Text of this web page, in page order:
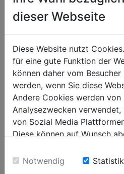
packaging
packaging width in mm
packaging length in mm
general data
EAN code
dieser Webseite
Diese Website nutzt
für eine gute Funktion der
können daher vom
werden, wenn Sie diese
Andere Cookies werden von
Analysezwecken
von Sozial Media
Diese können auf Wunsch
Einwilligung zu unseren
Notwendig